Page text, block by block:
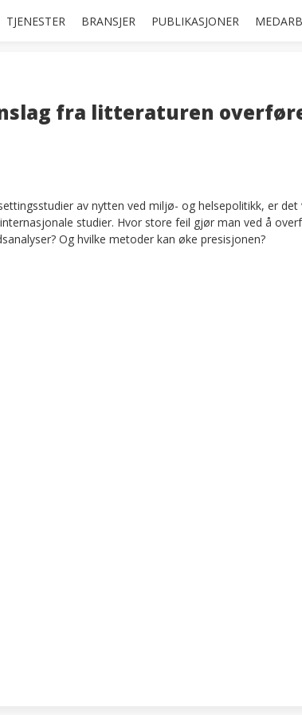
TJENESTER BRANSJER PUBLIKASJONER
fra litteraturen
av nytten ved miljø- og helsepolitikk, er
studier. Hvor store feil gjør man ved å
Og hvilke metoder kan øke presisjonen?